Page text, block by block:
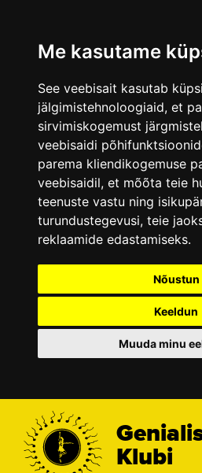
Me kasutame
See veebisait kasutab
jälgimistehnoloogiaid, et
sirvimiskogemust
veebisaidi
parema kliendikogemuse
veebisaidil, et mõõta teie
teenuste vastu ning
turundustegevusi, teie
reklaamide edastamiseks.
Nõustun
Keeldun
Muuda minu
Klubi